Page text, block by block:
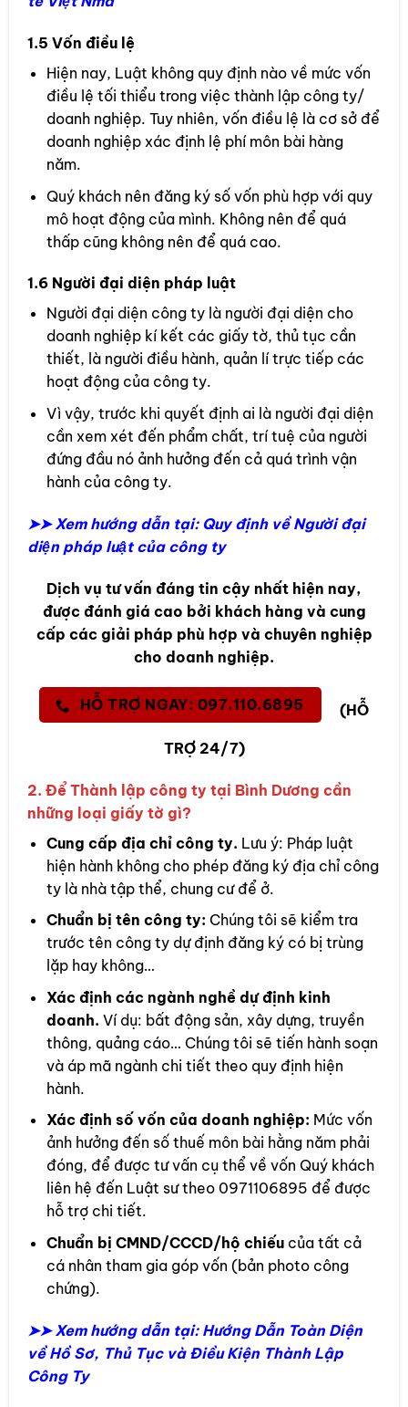
1.5 Vốn điều lệ
Hiện nay, Luật không quy định nào về mức vốn
điều lệ tối thiểu trong việc thành lập công ty/
doanh nghiệp. Tuy nhiên, vốn điều lệ là cơ sở để
doanh nghiệp xác định lệ phí môn bài hàng
năm.
Quý khách nên đăng ký số vốn phù hợp với quy
mô hoạt động của mình. Không nên để quá
thấp cũng không nên để quá cao.
1.6 Người đại diện pháp luật
Người đại diện công ty là người đại diện cho
doanh nghiệp kí kết các giấy tờ, thủ tục cần
thiết, là người điều hành, quản lí trực tiếp các
hoạt động của công ty.
Vì vậy, trước khi quyết định ai là người đại diện
cần xem xét đến phẩm chất, trí tuệ của người
đứng đầu nó ảnh hưởng đến cả quá trình vận
hành của công ty.
➤➤ Xem hướng dẫn tại: Quy định về Người đại
diện pháp luật của công ty
Dịch vụ tư vấn đáng tin cậy nhất hiện nay,
được đánh giá cao bởi khách hàng và cung
cấp các giải pháp phù hợp và chuyên nghiệp
cho doanh nghiệp.
HỖ TRỢ NGAY: 097.110.6895 (HỖ
TRỢ 24/7)
2. Để Thành lập công ty tại Bình Dương cần
những loại giấy tờ gì?
Cung cấp địa chỉ công ty. Lưu ý: Pháp luật
hiện hành không cho phép đăng ký địa chỉ công
ty là nhà tập thể, chung cư để ở.
Chuẩn bị tên công ty: Chúng tôi sẽ kiểm tra
trước tên công ty dự định đăng ký có bị trùng
lặp hay không…
Xác định các ngành nghề dự định kinh
doanh. Ví dụ: bất động sản, xây dựng, truyền
thông, quảng cáo… Chúng tôi sẽ tiến hành soạn
và áp mã ngành chi tiết theo quy định hiện
hành.
Xác định số vốn của doanh nghiệp: Mức vốn
ảnh hưởng đến số thuế môn bài hằng năm phải
đóng, để được tư vấn cụ thể về vốn Quý khách
liên hệ đến Luật sư theo 0971106895 để được
hỗ trợ chi tiết.
Chuẩn bị CMND/CCCD/hộ chiếucủa tất cả
cá nhân tham gia góp vốn (bản photo công
chứng).
➤➤ Xem hướng dẫn tại: Hướng Dẫn Toàn Diện
về Hồ Sơ, Thủ Tục và Điều Kiện Thành Lập
Công Ty